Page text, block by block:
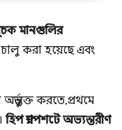
মানগুলির
করা হয়েছে এবং
করতে, প্রথমে
হিপ স্ন্যাপশটে অভ্যন্তরীণ